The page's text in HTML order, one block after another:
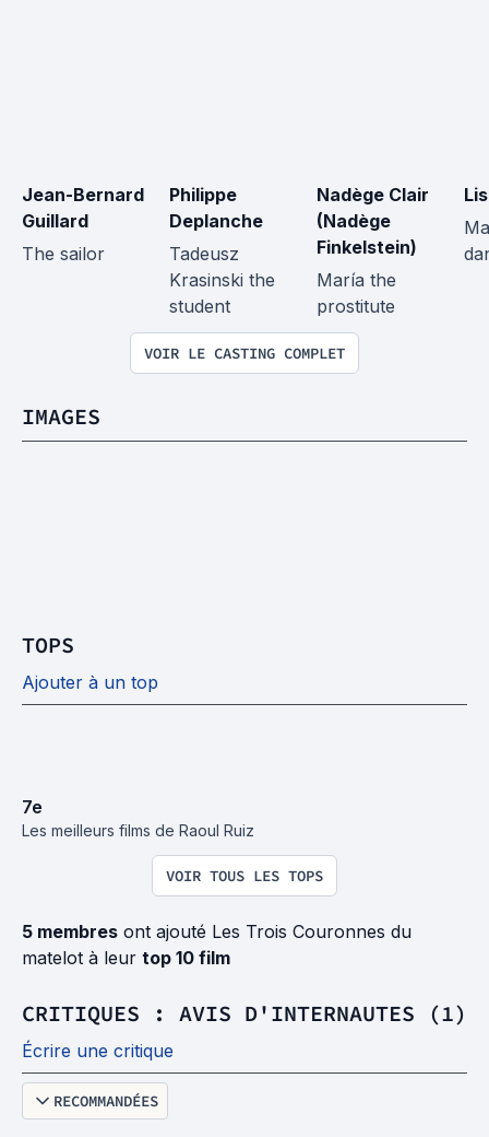
Jean-Bernard
Guillard
The sailor
Philippe
Deplanche
Tadeusz
Krasinski the
student
Nadège Clair
(Nadège
Finkelstein)
María the
prostitute
VOIR LE CASTING COMPLET
IMAGES
TOPS
Ajouter à un top
7e
Les meilleurs films de Raoul Ruiz
VOIR TOUS LES TOPS
5 membres ont ajouté Les Trois Couronnes du
matelot à leur top 10 film
CRITIQUES : AVIS D'INTERNAUTES (1)
Écrire une critique
RECOMMANDÉES